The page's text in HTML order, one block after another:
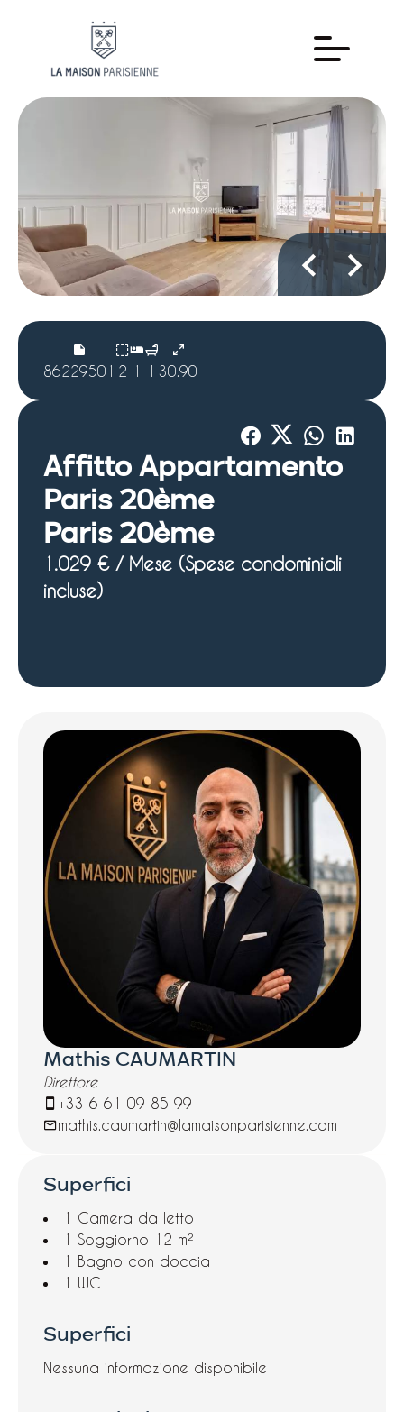
86229501 2 1 1 30.90
Affitto Appartamento
Paris 20ème
Paris 20ème
1.029 € / Mese (Spese condominiali
incluse)
Mathis CAUMARTIN
Direttore
+33 6 61 09 85 99
mathis.caumartin@lamaisonparisienne.com
Superfici
1 Camera da letto
1 Soggiorno 12 m²
1 Bagno con doccia
1 WC
Superfici
Nessuna informazione disponibile